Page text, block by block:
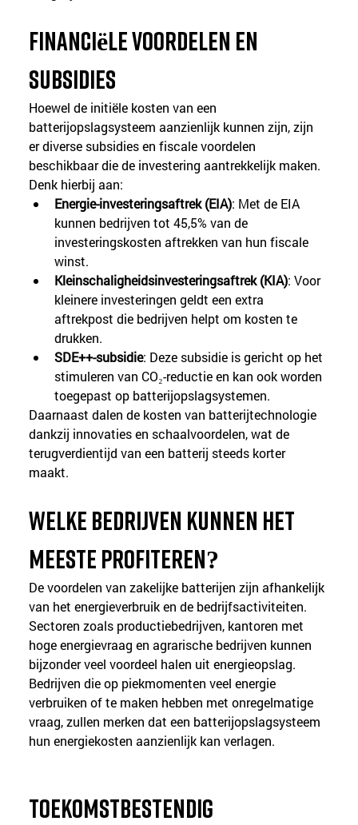
Financiële voordelen en
subsidies
Hoewel de initiële kosten van een
batterijopslagsysteem aanzienlijk kunnen zijn, zijn
er diverse subsidies en fiscale voordelen
beschikbaar die de investering aantrekkelijk maken.
Denk hierbij aan:
Energie-investeringsaftrek (EIA): Met de EIA
kunnen bedrijven tot 45,5% van de
investeringskosten aftrekken van hun fiscale
winst.
Kleinschaligheidsinvesteringsaftrek (KIA): Voor
kleinere investeringen geldt een extra
aftrekpost die bedrijven helpt om kosten te
drukken.
SDE++-subsidie: Deze subsidie is gericht op het
stimuleren van CO₂-reductie en kan ook worden
toegepast op batterijopslagsystemen.
Daarnaast dalen de kosten van batterijtechnologie
dankzij innovaties en schaalvoordelen, wat de
terugverdientijd van een batterij steeds korter
maakt.
Welke bedrijven kunnen het
meeste profiteren?
De voordelen van zakelijke batterijen zijn afhankelijk
van het energieverbruik en de bedrijfsactiviteiten.
Sectoren zoals productiebedrijven, kantoren met
hoge energievraag en agrarische bedrijven kunnen
bijzonder veel voordeel halen uit energieopslag.
Bedrijven die op piekmomenten veel energie
verbruiken of te maken hebben met onregelmatige
vraag, zullen merken dat een batterijopslagsysteem
hun energiekosten aanzienlijk kan verlagen.
Toekomstbestendig